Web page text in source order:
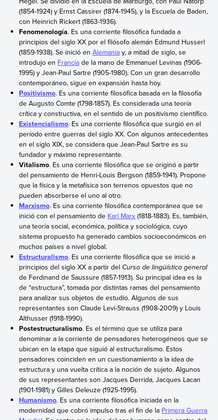
(1854-1924) y Ernst Cassirer (1874-1945), y la Escuela de Baden,
con Heinrich Rickert (1863-1936).
Fenomenología. Es una corriente filosófica fundada a
principios del siglo XX por el filósofo alemán Edmund Husserl
(1859-1938). Se inició enAlemania y, a mitad de siglo, se
introdujo en Francia de la mano de Emmanuel Levinas (1906-
1995) y Jean-Paul Sartre (1905-1980). Con un gran desarrollo
contemporáneo, sigue en expansión hasta hoy.
Positivismo. Es una corriente filosófica basada en la filosofía
de Augusto Comte (1798-1857). Es considerada una teoría
crítica y constructiva, en el sentido de un positivismo científico.
Existencialismo. Es una corriente filosófica que surgió en el
período entre guerras del siglo XX. Con algunos antecedentes
en el siglo XIX, se considera que Jean-Paul Sartre es su
fundador y máximo representante.
Vitalismo. Es una corriente filosófica que se originó a partir
del pensamiento de Henri-Louis Bergson (1859-1941). Propone
que la física y la metafísica son terrenos opuestos que no
pueden absorberse el uno al otro.
Marxismo. Es una corriente filosófica contemporánea que se
inició con el pensamiento de Karl Marx (1818-1883). Es, también,
una teoría social, económica, política y sociológica, cuyo
sistema propuesto ha generado cambios socioeconómicos en
muchos países a nivel global.
Estructuralismo. Es una corriente filosófica que se inició a
principios del siglo XX a partir delCurso de lingüística general
de Ferdinand de Saussure (1857-1913). Su principal idea es la
de “estructura”, tomada por distintas ramas del pensamiento
para analizar sus objetos de estudio. Algunos de sus
representantes son Claude Levi-Strauss (1908-2009) y Louis
Althusser (1918-1990).
Postestructuralismo. Es el término que se utiliza para
denominar a la corriente de pensadores heterogéneos que se
ubican en la etapa que siguió al estructuralismo. Estos
pensadores coinciden en un cuestionamiento a la idea de
estructura y una vuelta crítica a la noción de sujeto. Algunos
de sus representantes son Jacques Derrida, Jacques Lacan
(1901-1981) y Gilles Deleuze (1925-1995).
Humanismo. Es una corriente filosófica iniciada en la
modernidad que cobró impulso tras el fin de la Primera Guerra